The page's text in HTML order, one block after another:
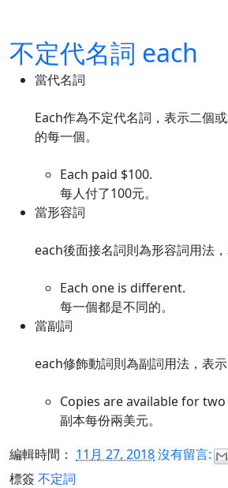
不定代名詞 each
當代名詞
Each作為不定代名詞，表示二個
的每一個。
Each paid $100.
每人付了100元。
當形容詞
each後面接名詞則為形容詞用法，
Each one is different.
每一個都是不同的。
當副詞
each修飾動詞則為副詞用法，表示
Copies are available for
副本每份兩美元。
編輯時間： 11月 27, 2018沒有留言:
標簽 不定詞